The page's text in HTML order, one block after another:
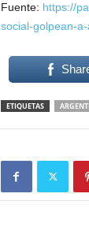
Fuente: https://
social-golpean-
ETIQUETAS